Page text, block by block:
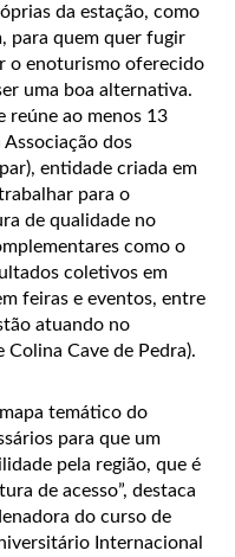
da estação, como
para quem quer fugir
o enoturismo oferecido
uma boa alternativa.
reúne ao menos 13
dos
entidade criada em
para o
de qualidade no
como o
coletivos em
feiras e eventos, entre
atuando no
Cave de Pedra).
temático do
para que um
pela região, que é
de acesso”, destaca
do curso de
Internacional